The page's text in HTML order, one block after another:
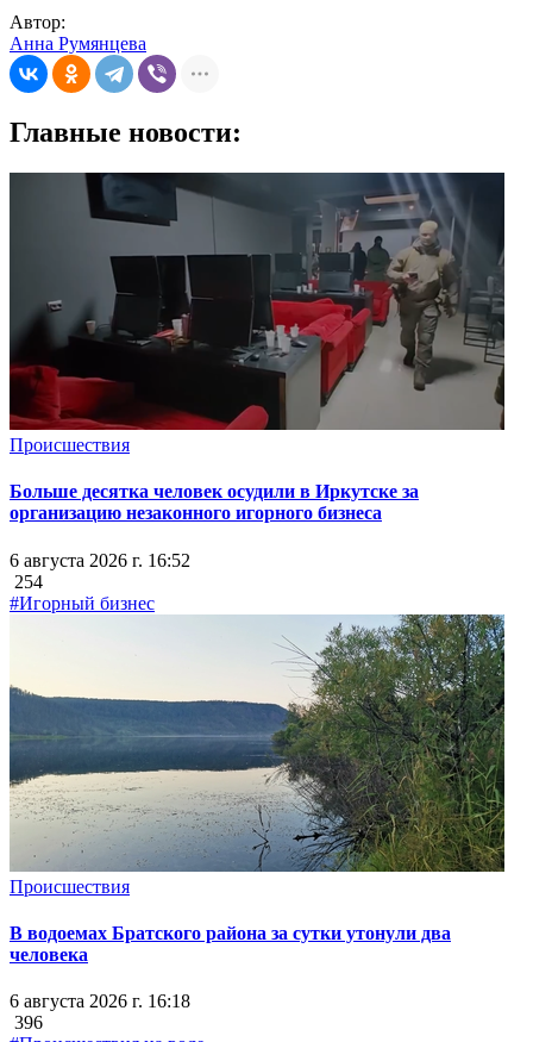
Автор:
Анна Румянцева
Главные новости:
Происшествия
Больше десятка человек осудили в Иркутске за
организацию незаконного игорного бизнеса
6 августа 2026 г. 16:52
254
#Игорный бизнес
Происшествия
В водоемах Братского района за сутки утонули два
человека
6 августа 2026 г. 16:18
396